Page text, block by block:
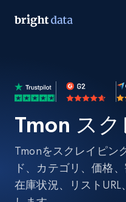
Tmon ス
Tmonをスクレイピン
ド、カテゴリ、価格
在庫状況、リスト